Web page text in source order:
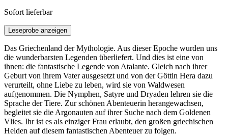
Sofort lieferbar
Leseprobe anzeigen
Das Griechenland der Mythologie. Aus dieser Epoche wurden uns
die wunderbarsten Legenden überliefert. Und dies ist eine von
ihnen: die fantastische Legende von Atalante. Gleich nach ihrer
Geburt von ihrem Vater ausgesetzt und von der Göttin Hera dazu
verurteilt, ohne Liebe zu leben, wird sie von Waldwesen
aufgenommen. Die Nymphen, Satyre und Dryaden lehren sie die
Sprache der Tiere. Zur schönen Abenteuerin herangewachsen,
begleitet sie die Argonauten auf ihrer Suche nach dem Goldenen
Vlies. Ihr ist es als einziger Frau erlaubt, den großen griechischen
Helden auf diesem fantastischen Abenteuer zu folgen.